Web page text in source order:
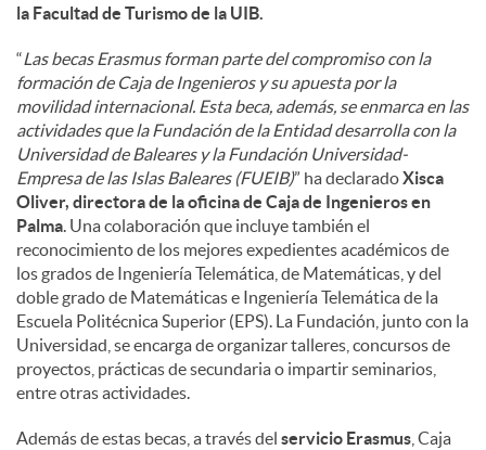
la Facultad de Turismo de la UIB.
“Las becas Erasmus forman parte del compromiso con la
formación de Caja de Ingenieros y su apuesta por la
movilidad internacional. Esta beca, además, se enmarca en las
actividades que la Fundación de la Entidad desarrolla con la
Universidad de Baleares y la Fundación Universidad-
Empresa de las Islas Baleares (FUEIB)” ha declaradoXisca
Oliver, directora de la oficina de Caja de Ingenieros en
Palma. Una colaboración que incluye también el
reconocimiento de los mejores expedientes académicos de
los grados de Ingeniería Telemática, de Matemáticas, y del
doble grado de Matemáticas e Ingeniería Telemática de la
Escuela Politécnica Superior (EPS). La Fundación, junto con la
Universidad, se encarga de organizar talleres, concursos de
proyectos, prácticas de secundaria o impartir seminarios,
entre otras actividades.
Además de estas becas, a través del servicio Erasmus , Caja